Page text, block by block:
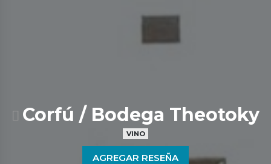
Corfú / Bodega Theotoky
VINO
AGREGAR RESEÑA